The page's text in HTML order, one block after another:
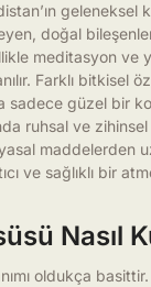
geleneksel
doğal
meditasyon ve
Farklı bitkisel
sadece güzel bir
ruhsal ve zihinsel
maddelerden
ve sağlıklı bir
Nasıl
oldukça